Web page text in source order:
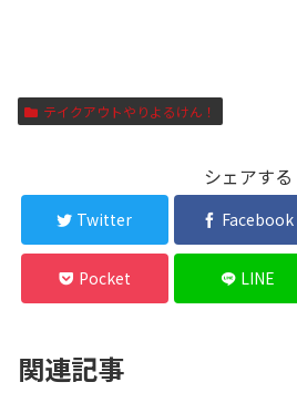
テイクアウトやりよるけん！
シェアする
Twitter Facebook
Pocket LINE
関連記事